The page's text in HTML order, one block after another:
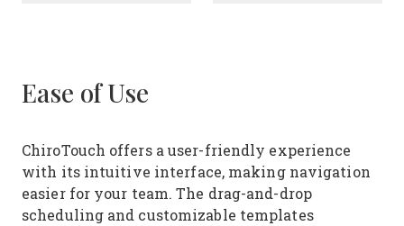
Ease of Use
ChiroTouch offers a user-friendly experience
with its intuitive interface, making navigation
easier for your team. The drag-and-drop
scheduling and customizable templates